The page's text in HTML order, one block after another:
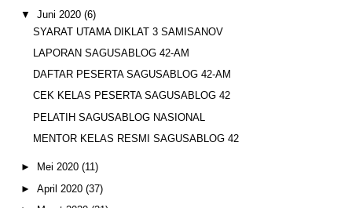
▼ Juni 2020 (6)
SYARAT UTAMA DIKLAT 3 SAMISANOV
LAPORAN SAGUSABLOG 42-AM
DAFTAR PESERTA SAGUSABLOG 42-AM
CEK KELAS PESERTA SAGUSABLOG 42
PELATIH SAGUSABLOG NASIONAL
MENTOR KELAS RESMI SAGUSABLOG 42
► Mei 2020 (11)
► April 2020 (37)